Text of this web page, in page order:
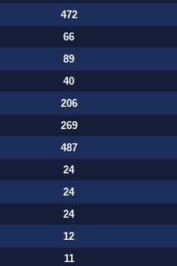
472
66
89
40
206
269
487
24
24
24
12
11